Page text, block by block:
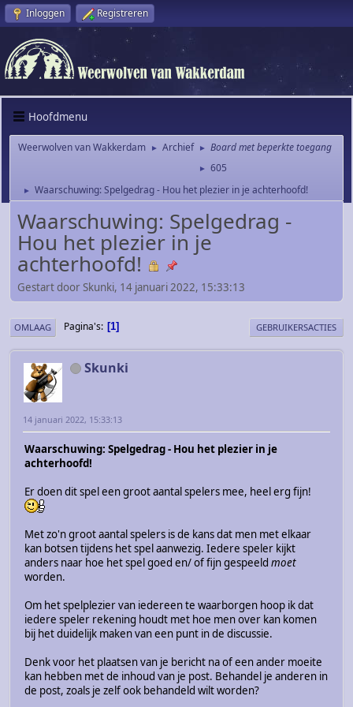
Inloggen Registreren
Hoofdmenu
Weerwolven van Wakkerdam ► Archief ► Board met beperkte toegang
► 605
► Waarschuwing: Spelgedrag - Hou het plezier in je achterhoofd!
Waarschuwing: Spelgedrag -
Hou het plezier in je
achterhoofd!
Gestart door Skunki, 14 januari 2022, 15:33:13
OMLAAG Pagina's 1 GEBRUIKERSACTIES
Skunki
14 januari 2022, 15:33:13
Waarschuwing: Spelgedrag - Hou het plezier in je
achterhoofd!
Er doen dit spel een groot aantal spelers mee, heel erg fijn!
Met zo'n groot aantal spelers is de kans dat men met elkaar
kan botsen tijdens het spel aanwezig. Iedere speler kijkt
anders naar hoe het spel goed en/ of fijn gespeeld moet
worden.
Om het spelplezier van iedereen te waarborgen hoop ik dat
iedere speler rekening houdt met hoe men over kan komen
bij het duidelijk maken van een punt in de discussie.
Denk voor het plaatsen van je bericht na of een ander moeite
kan hebben met de inhoud van je post. Behandel je anderen in
de post, zoals je zelf ook behandeld wilt worden?